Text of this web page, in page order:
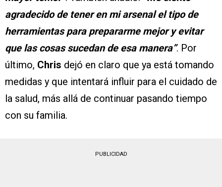
agradecido de tener en mi arsenal el tipo de
herramientas para prepararme mejor y evitar
que las cosas sucedan de esa manera”. Por
último, Chris dejó en claro que ya está tomando
medidas y que intentará influir para el cuidado de
la salud, más allá de continuar pasando tiempo
con su familia.
PUBLICIDAD